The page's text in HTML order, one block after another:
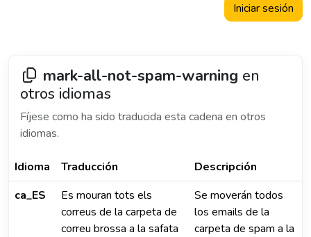
Iniciar sesión
mark-all-not-spam-warning en
otros idiomas
Fíjese como ha sido traducida esta cadena en otros
idiomas.
Idioma Traducción
Descripción
ca_ES
Es mouran tots els
correus de la carpeta de
correu brossa a la safata
Se moverán todos
los emails de la
carpeta de spam a la